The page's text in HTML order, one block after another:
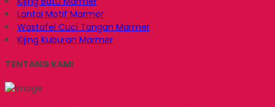
Lantai Motif Marmer
Wastafel Cuci Tangan Marmer
Kijing Kuburan Marmer
TENTANG KAMI